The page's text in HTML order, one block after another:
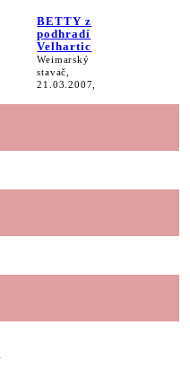
BETTY z
podhradí
Velhartic
Weimarský
stavač,
21.03.2007,